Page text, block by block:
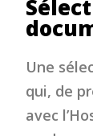
Une
qui, de
avec